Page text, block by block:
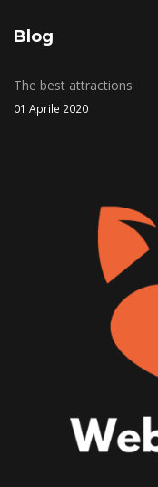
Blog
The best attractions
01 Aprile 2020